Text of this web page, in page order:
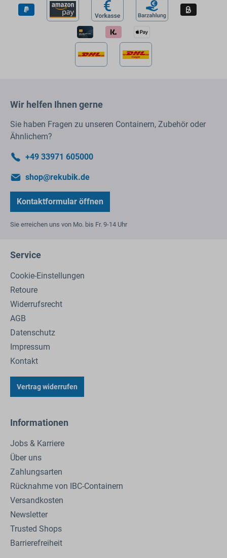
Wir helfen Ihnen gerne
Sie haben Fragen zu unseren Containern, Zubehör oder
Ähnlichem?
+49 33971 605000
shop@rekubik.de
Kontaktformular öffnen
Sie erreichen uns von Mo. bis Fr. 9-14 Uhr
Service
Cookie-Einstellungen
Retoure
Widerrufsrecht
AGB
Datenschutz
Impressum
Kontakt
Vertrag widerrufen
Informationen
Jobs & Karriere
Über uns
Zahlungsarten
Rücknahme von IBC-Containern
Versandkosten
Newsletter
Trusted Shops
Barrierefreiheit